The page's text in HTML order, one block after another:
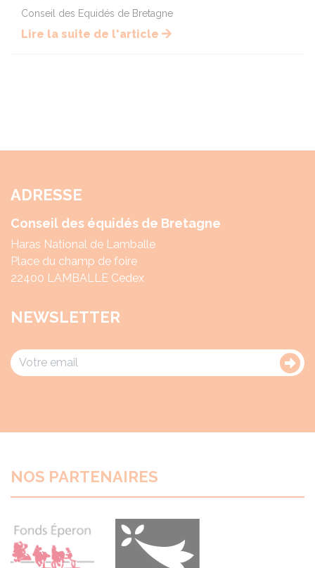
Conseil des Equidés de Bretagne
Lire la suite de l'article
ADRESSE
Conseil des équidés de Bretagne
Haras National de Lamballe
Place du champ de foire
22400 LAMBALLE Cedex
NEWSLETTER
NOS PARTENAIRES